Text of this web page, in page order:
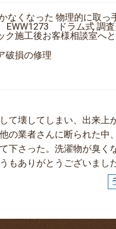
なくなった 物理的に取っ
EWW1273 ドラム式 調査
ク施工後お客様相談室へ
破損の修理
て壊してしまい、出来上
の業者さんに断られた中
下さった。洗濯物が臭く
もありがとうございまし